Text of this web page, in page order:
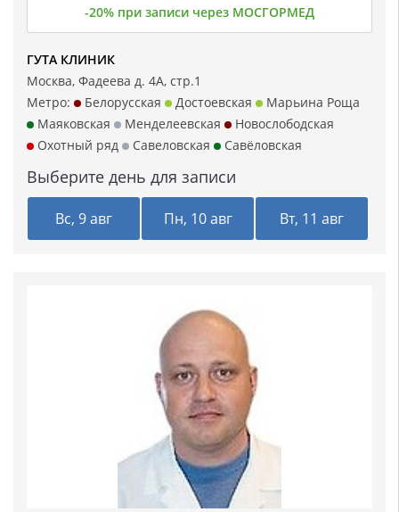
-20% при записи через МОСГОРМЕД
ГУТА КЛИНИК
Москва, Фадеева д. 4А, стр.1
Метро:
Белорусская Достоевская
Марьина Роща
Маяковская
Менделеевская
Новослободская
Охотный ряд
Савеловская Савёловская
Выберите день для записи
Вс, 9 авг Пн, 10 авг Вт, 11 авг